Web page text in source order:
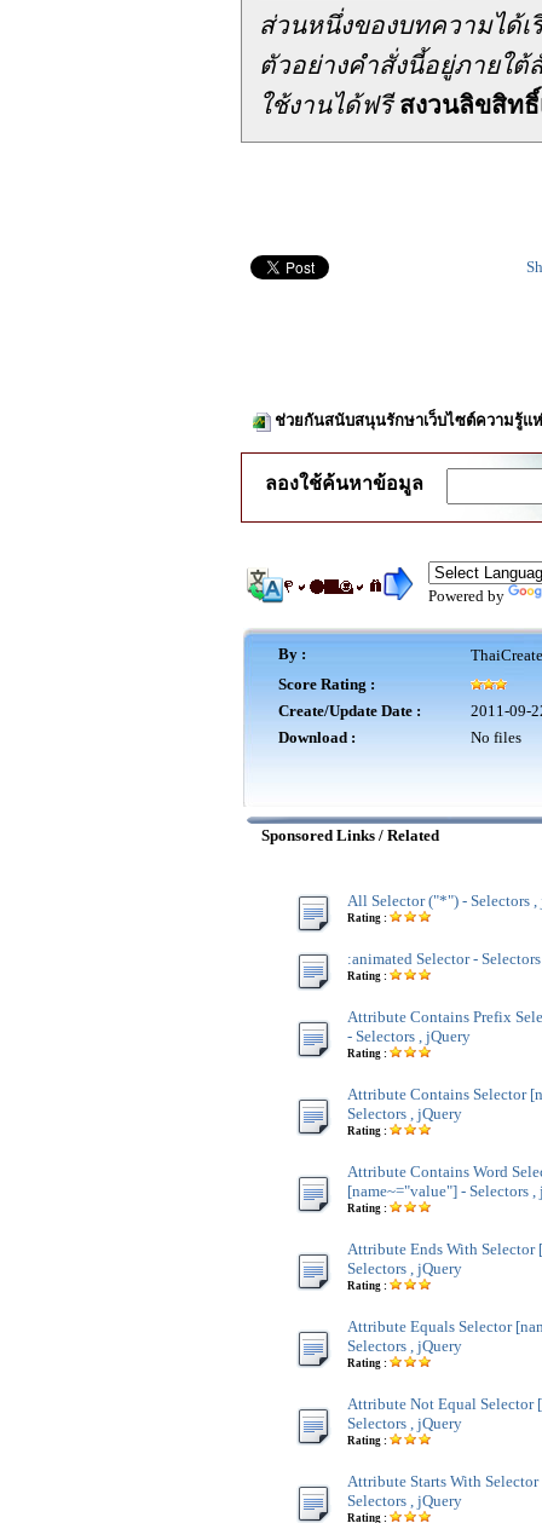
ส่วนหนึ่งของบทความได้เ
ตัวอย่างคำสั่งนี้อยู่ภาย
ใช้งานได้ฟรีสงวนลิขสิทธิ์
ช่วยกันสนับสนุนรักษาเว็บไซต์ความรู้แ
ลองใช้ค้นหาข้อมูล
Powered by
By :
Score Rating :
Create/Update Date :
2011-09-
Download :
No files
Sponsored Links / Related
All Selector ("*") - Selectors ,
Rating :
:animated Selector -
Rating :
Attribute Contains Prefix
- Selectors , jQuery
Rating :
Attribute Contains Selector
Selectors , jQuery
Rating :
Attribute Contains Word
[name~="value"] - Selectors ,
Rating :
Attribute Ends With Selector
Selectors , jQuery
Rating :
Attribute Equals Selector
Selectors , jQuery
Rating :
Attribute Not Equal Selector
Selectors , jQuery
Rating :
Attribute Starts With
Selectors , jQuery
Rating :